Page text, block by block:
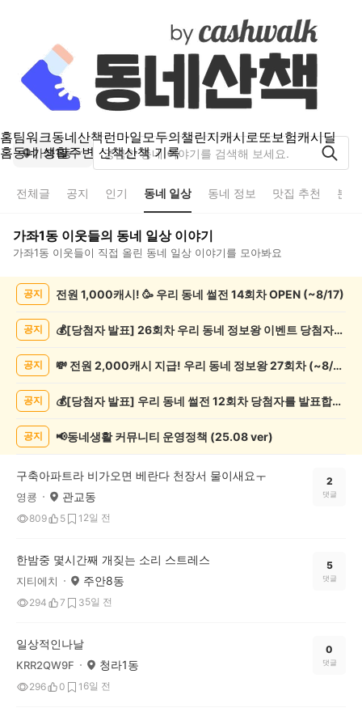
홈팀워크동네산책런마일모두의챌린지캐시로또보험캐시딜
홈동네 생활주변 산책산책 기록
가좌1동
전체글 공지 인기 동네 일상 동네 정보 맛집 추천 분
가좌1동 이웃들의 동네 일상이야기
가좌1동 이웃들이 직접 올린 동네 일상 이야기를 모아봐요
목
공지 전원 1,000캐시! 🥳 우리 동네 썰전 14회차 OPEN (~8/17)
공지 💰[당첨자 발표] 26회차 우리 동네 정보왕 이벤트 당첨자를 발표합니다!
공지 💸 전원 2,000캐시 지급! 우리 동네 정보왕 27회차 (~8/10)
공지 💰[당첨자 발표] 우리 동네 썰전 12회차 당첨자를 발표합니다!
공지 📢동네생활 커뮤니티 운영정책 (25.08 ver)
구축아파트라 비가오면 베란다 천장서 물이새요ㅜ
영쿙 관교동
809 5 1 2일 전
2
댓글
한밤중 몇시간째 개짖는 소리 스트레스
지티에치 주안8동
294 7 35일 전
5
댓글
일상적인나날
KRR2QW9F 청라1동
296 0 1 6일 전
0
댓글